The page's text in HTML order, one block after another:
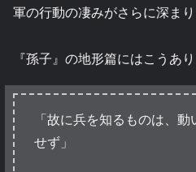
軍の行動の凄みがさらに深まり
『孫子』の地形篇にはこうあり
「故に兵を知るものは、
せず」